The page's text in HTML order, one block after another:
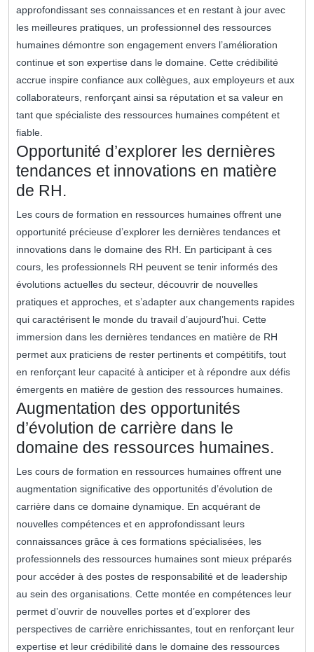
approfondissant ses connaissances et en restant à jour avec
les meilleures pratiques, un professionnel des ressources
humaines démontre son engagement envers l’amélioration
continue et son expertise dans le domaine. Cette crédibilité
accrue inspire confiance aux collègues, aux employeurs et aux
collaborateurs, renforçant ainsi sa réputation et sa valeur en
tant que spécialiste des ressources humaines compétent et
fiable.
Opportunité d’explorer les dernières
tendances et innovations en matière
de RH.
Les cours de formation en ressources humaines offrent une
opportunité précieuse d’explorer les dernières tendances et
innovations dans le domaine des RH. En participant à ces
cours, les professionnels RH peuvent se tenir informés des
évolutions actuelles du secteur, découvrir de nouvelles
pratiques et approches, et s’adapter aux changements rapides
qui caractérisent le monde du travail d’aujourd’hui. Cette
immersion dans les dernières tendances en matière de RH
permet aux praticiens de rester pertinents et compétitifs, tout
en renforçant leur capacité à anticiper et à répondre aux défis
émergents en matière de gestion des ressources humaines.
Augmentation des opportunités
d’évolution de carrière dans le
domaine des ressources humaines.
Les cours de formation en ressources humaines offrent une
augmentation significative des opportunités d’évolution de
carrière dans ce domaine dynamique. En acquérant de
nouvelles compétences et en approfondissant leurs
connaissances grâce à ces formations spécialisées, les
professionnels des ressources humaines sont mieux préparés
pour accéder à des postes de responsabilité et de leadership
au sein des organisations. Cette montée en compétences leur
permet d’ouvrir de nouvelles portes et d’explorer des
perspectives de carrière enrichissantes, tout en renforçant leur
expertise et leur crédibilité dans le domaine des ressources